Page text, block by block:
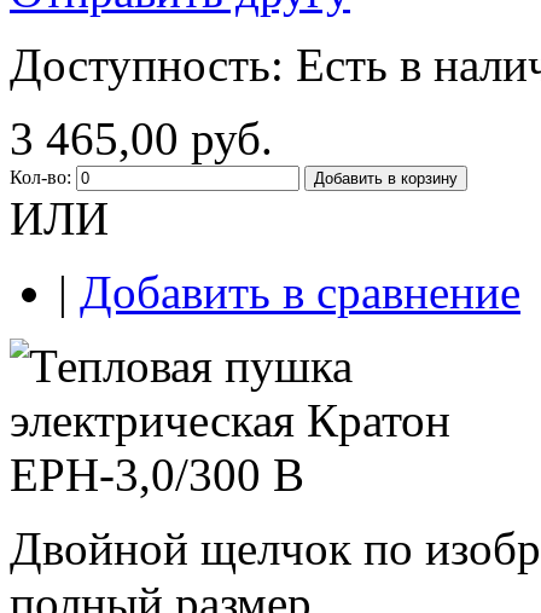
Доступность: Есть в
3 465,00 руб.
Кол-во: Добавить в корзину
ИЛИ
| Добавить в сравнение
Двойной щелчок по
полный размер